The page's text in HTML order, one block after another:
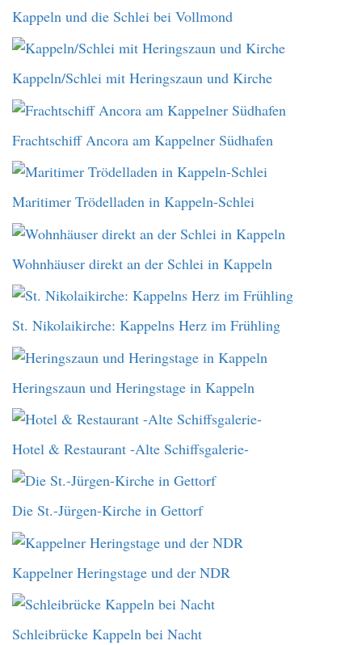
Kappeln und die Schlei bei Vollmond
Kappeln/Schlei mit Heringszaun und Kirche
Frachtschiff Ancora am Kappelner Südhafen
Maritimer Trödelladen in Kappeln-Schlei
Wohnhäuser direkt an der Schlei in Kappeln
St. Nikolaikirche: Kappelns Herz im Frühling
Heringszaun und Heringstage in Kappeln
Hotel & Restaurant -Alte Schiffsgalerie-
Die St.-Jürgen-Kirche in Gettorf
Kappelner Heringstage und der NDR
Schleibrücke Kappeln bei Nacht